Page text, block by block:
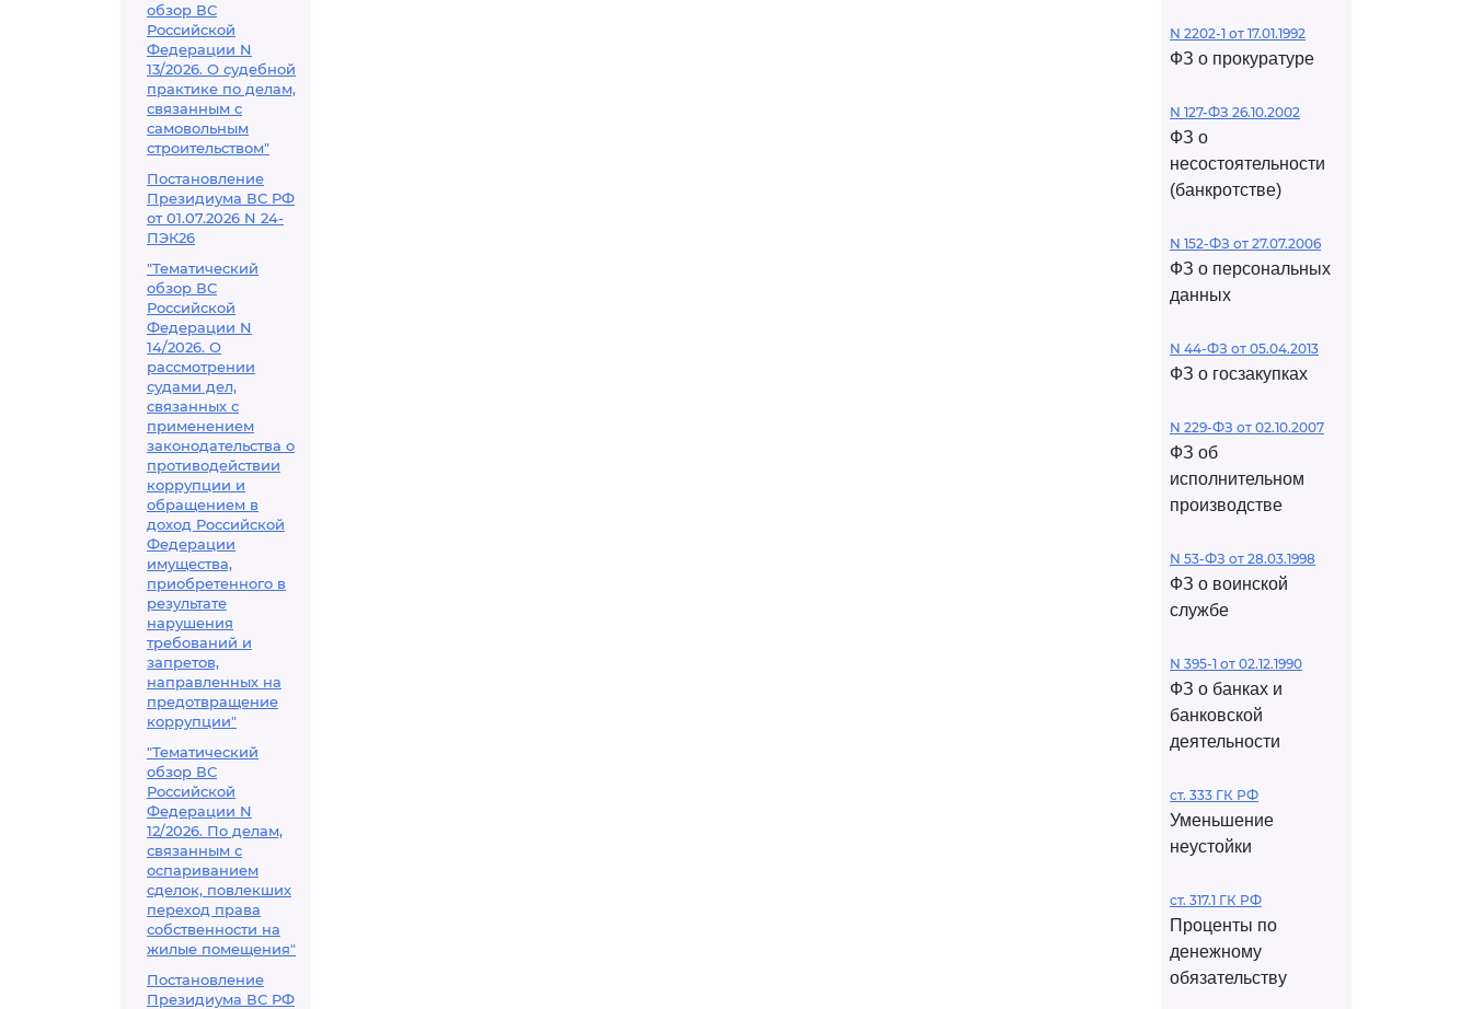
обзор ВС
Российской
Федерации N
13/2026. О судебной
практике по делам,
связанным с
самовольным
строительством"
Постановление
Президиума ВС РФ
от 01.07.2026 N 24-
ПЭК26
"Тематический
обзор ВС
Российской
Федерации N
14/2026. О
рассмотрении
судами дел,
связанных с
применением
законодательства о
противодействии
коррупции и
обращением в
доход Российской
Федерации
имущества,
приобретенного в
результате
нарушения
требований и
запретов,
направленных на
предотвращение
коррупции"
"Тематический
обзор ВС
Российской
Федерации N
12/2026. По делам,
связанным с
оспариванием
сделок, повлекших
переход права
собственности на
жилые помещения"
Постановление
Президиума ВС РФ
N 2202-1 от 17.01.1992
ФЗ о прокуратуре
N 127-ФЗ 26.10.2002
ФЗ о
несостоятельности
(банкротстве)
N 152-ФЗ от 27.07.2006
ФЗ о персональных
данных
N 44-ФЗ от 05.04.2013
ФЗ о госзакупках
N 229-ФЗ от 02.10.2007
ФЗ об
исполнительном
производстве
N 53-ФЗ от 28.03.1998
ФЗ о воинской
службе
N 395-1 от 02.12.1990
ФЗ о банках и
банковской
деятельности
ст. 333 ГК РФ
Уменьшение
неустойки
ст. 317.1 ГК РФ
Проценты по
денежному
обязательству